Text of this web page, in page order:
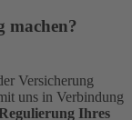
machen?
Versicherung
uns in Verbindung
Ihres